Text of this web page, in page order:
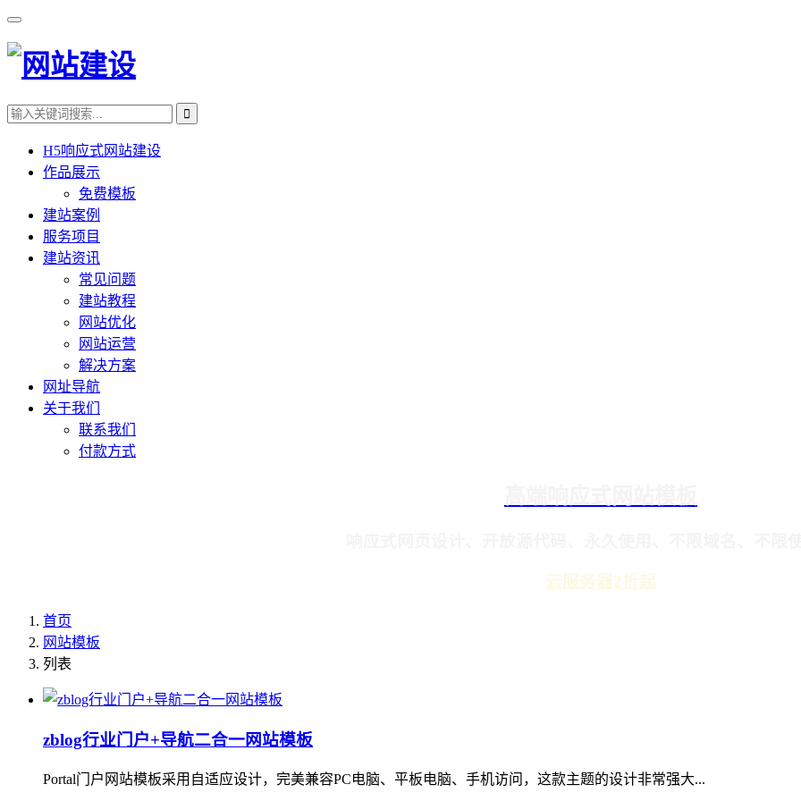
H5响应式网站建设
作品展示
免费模板
建站案例
服务项目
建站资讯
常见问题
建站教程
网站优化
网站运营
解决方案
网址导航
关于我们
联系我们
付款方式
云服务器2折起
首页
网站模板
列表
zblog行业门户+导航二合一网站模板
Portal门户网站模板采用自适应设计，完美兼容PC电脑、平板电脑、手机访问，这款主题的设计非常强大...